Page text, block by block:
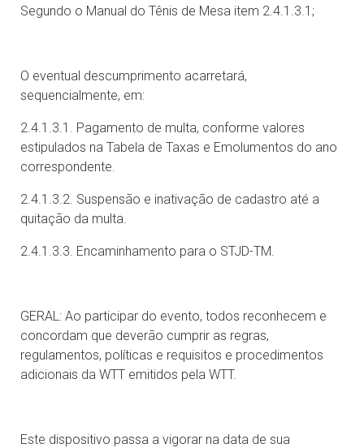
Segundo o Manual do Tênis de Mesa item 2.4.1.3.1;
O eventual descumprimento acarretará,
sequencialmente, em:
2.4.1.3.1. Pagamento de multa, conforme valores
estipulados na Tabela de Taxas e Emolumentos do ano
correspondente.
2.4.1.3.2. Suspensão e inativação de cadastro até a
quitação da multa.
2.4.1.3.3. Encaminhamento para o STJD-TM.
GERAL: Ao participar do evento, todos reconhecem e
concordam que deverão cumprir as regras,
regulamentos, políticas e requisitos e procedimentos
adicionais da WTT emitidos pela WTT.
Este dispositivo passa a vigorar na data de sua